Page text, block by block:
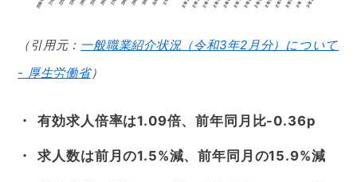
（引用元： 一般職業紹介状況（令和3年2月分）について
- 厚生労働省）
有効求人倍率は1.09倍、前年同月比-0.36p
求人数は前月の1.5%減、前年同月の15.9%減